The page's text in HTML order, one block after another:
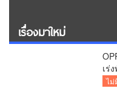
เรื่องมาใหม่
เร่
ไ